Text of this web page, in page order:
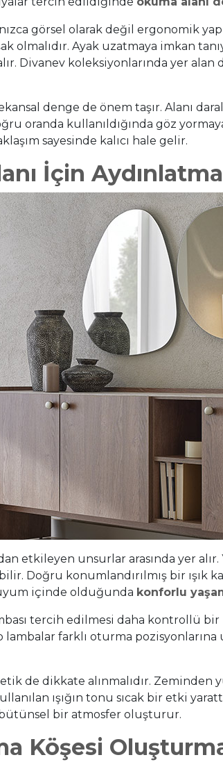
görsel olarak değil ergonomik
Ayak uzatmaya imkan
Divanev koleksiyonlarında yer
denge de önem taşır. Alanı
oranda kullanıldığında göz
sayesinde kalıcı hale gelir.
İçin
etkileyen unsurlar arasında yer alır.
Doğru konumlandırılmış bir ışık
içinde olduğunda konforlu
tercih edilmesi daha kontrollü bir
farklı oturma
de dikkate alınmalıdır. Zeminden
ışığın tonu sıcak bir etki
bir atmosfer oluşturur.
Köşesi